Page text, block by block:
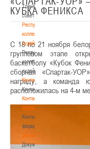
Тренерский
совет
Республиканская
коллегия
судей
Республиканская
коллегия
судей
Контакты
Контакты
Контакты
федерации
Контакты
федерации
Документы
Документы
КУБКА ФЕНИКСА
С 18 по 21 ноября
групповом этапе
баскетболу «Кубок
сборная «Спартак-
награду, а команда
расположилась на 4-м